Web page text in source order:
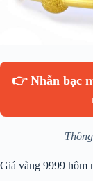
👉 Nhẫn bạc
Giá vàng 9999 hôm